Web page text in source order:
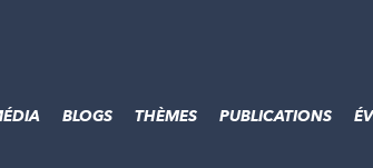
BLOGS THÈMES PUBLICATIONS